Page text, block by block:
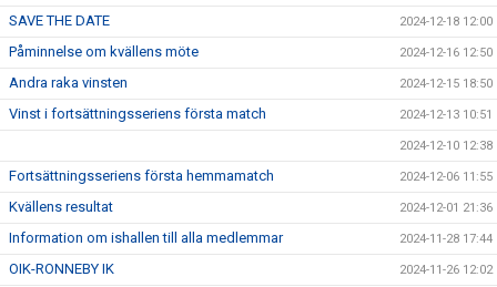
SAVE THE DATE 2024-12-18 12:00
Påminnelse om kvällens möte 2024-12-16 12:50
Andra raka vinsten 2024-12-15 18:50
Vinst i fortsättningsseriens första match 2024-12-13 10:51
2024-12-10 12:38
Fortsättningsseriens första hemmamatch 2024-12-06 11:55
Kvällens resultat 2024-12-01 21:36
Information om ishallen till alla medlemmar 2024-11-28 17:44
OIK-RONNEBY IK 2024-11-26 12:02